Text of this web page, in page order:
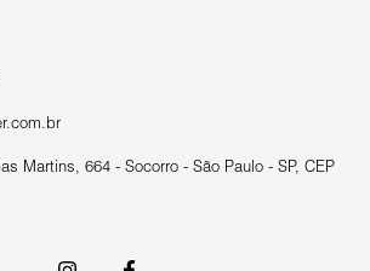
Martins, 664 - Socorro - São Paulo - SP, CEP